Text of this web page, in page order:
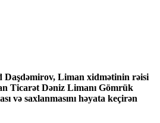
Daşdəmirov, Liman xidmətinin rəisi
Ticarət Dəniz Limanı Gömrük
və saxlanmasını həyata keçirən